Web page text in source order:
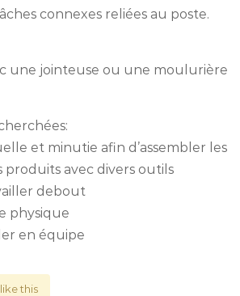
connexes reliées au poste.
une jointeuse ou une moulurière
et minutie afin d’assembler les
produits avec divers outils
debout
physique
en équipe
this